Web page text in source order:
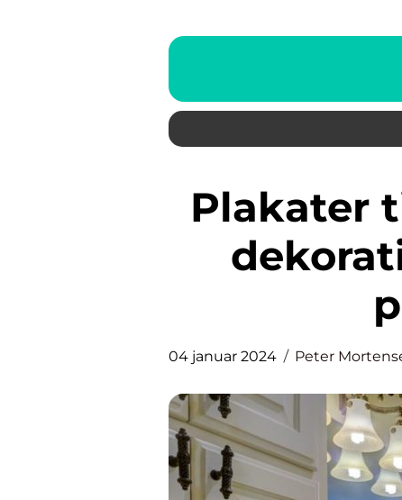
Plakater til badeværelset: En
04 januar 2024 Peter